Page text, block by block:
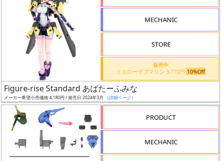
ズ・
タ
イ
MECHANIC
STORE
販売中
イエローサブマリン 3,770円 10%Off
Figure-rise Standard あばたーふみな
メーカー希望小売価格 4,180円 / 発売日 2024年3月 （詳細ページ）
PRODUCT
MECHANIC